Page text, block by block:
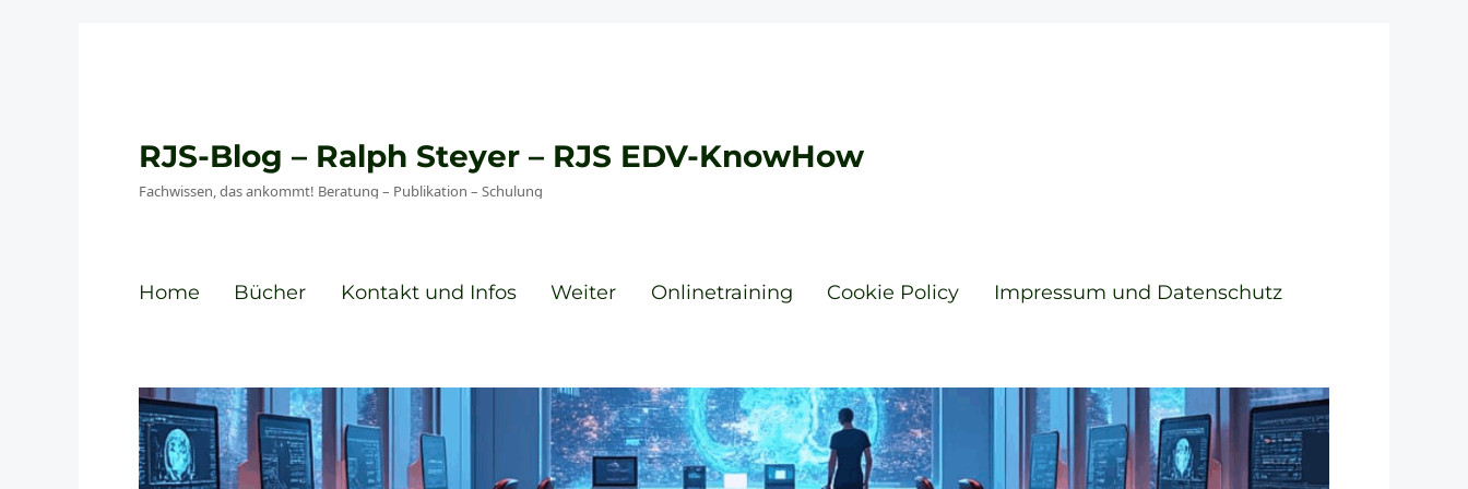
RJS-Blog – Ralph Steyer – RJS EDV-KnowHow
Fachwissen, das ankommt! Beratung – Publikation – Schulung
Home Bücher Kontakt und Infos Weiter Onlinetraining Cookie Policy Impressum und Datenschutz